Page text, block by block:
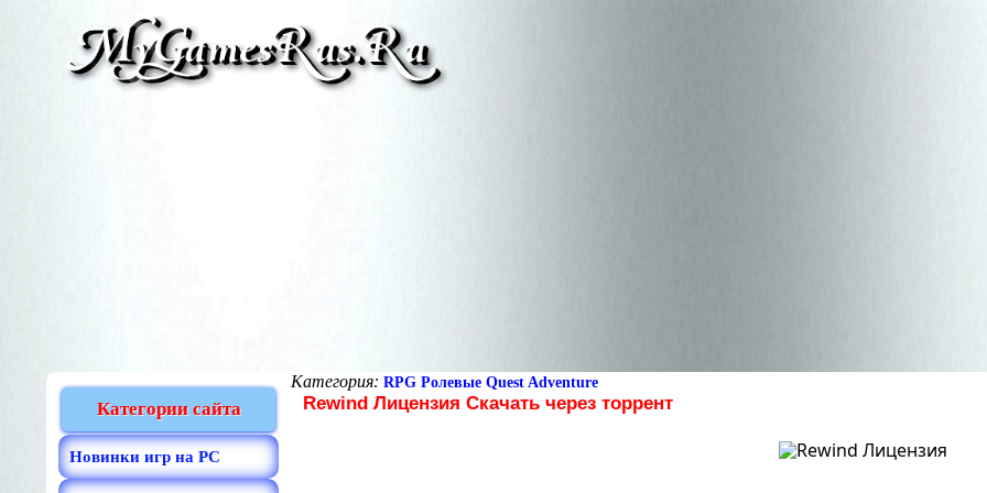
Категории сайта
Новинки игр на PC
Категория: RPG Ролевые Quest Adventure
Rewind Лицензия Скачать через торрент